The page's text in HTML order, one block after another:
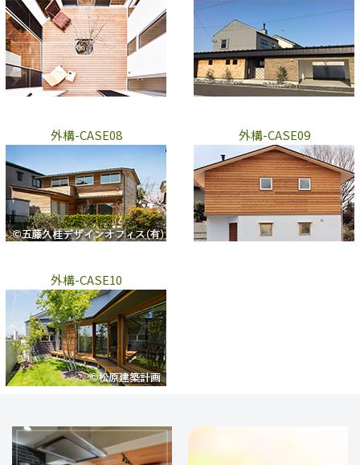
外構-CASE08 外構-CASE09
外構-CASE10